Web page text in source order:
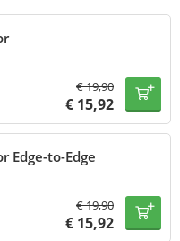
€19,90
€ 15,92
Edge-to-Edge
€19,90
€ 15,92